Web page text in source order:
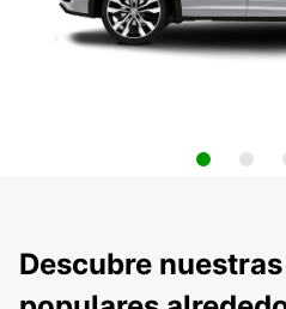
Descubre